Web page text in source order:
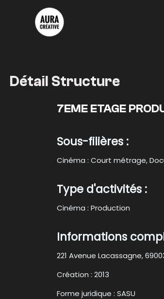
Détail Structure
7EME ETAGE
Sous-filières :
Cinéma : Court métrage,
Type d'activités :
Cinéma : Production
Informations
221 Avenue Lacassagne,
Création : 2013
Forme juridique : SASU